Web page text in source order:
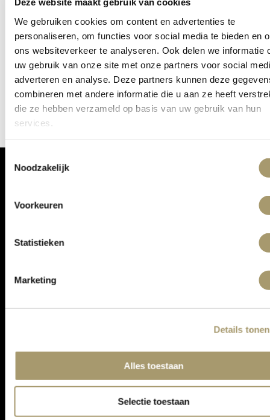
We gebruiken cookies om content en advertenties te
personaliseren, om functies voor social media te bieden en
ons websiteverkeer te analyseren. Ook delen we informatie
uw gebruik van onze site met onze partners voor social
adverteren en analyse. Deze partners kunnen deze
combineren met andere informatie die u aan ze heeft
die ze hebben verzameld op basis van uw gebruik van hun
services.
Noodzakelijk
Voorkeuren
Statistieken
Marketing
Details tonen
Alles toestaan
Selectie toestaan
Er is iets moois in het vooruitzicht! Onze winkel wordt momenteel
gebouwd en zal binnenkort online komen!
ALGEMENE VOORWAARDEN